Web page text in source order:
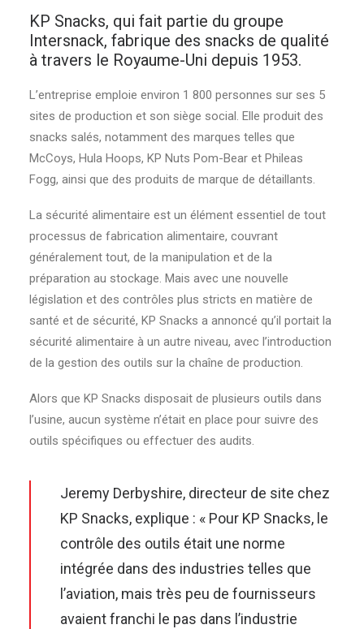
KP Snacks, qui fait partie du groupe
Intersnack, fabrique des snacks de qualité
à travers le Royaume-Uni depuis 1953.
L’entreprise emploie environ 1 800 personnes sur ses 5
sites de production et son siège social. Elle produit des
snacks salés, notamment des marques telles que
McCoys, Hula Hoops, KP Nuts Pom-Bear et Phileas
Fogg, ainsi que des produits de marque de détaillants.
La sécurité alimentaire est un élément essentiel de tout
processus de fabrication alimentaire, couvrant
généralement tout, de la manipulation et de la
préparation au stockage. Mais avec une nouvelle
législation et des contrôles plus stricts en matière de
santé et de sécurité, KP Snacks a annoncé qu’il portait la
sécurité alimentaire à un autre niveau, avec l’introduction
de la gestion des outils sur la chaîne de production.
Alors que KP Snacks disposait de plusieurs outils dans
l’usine, aucun système n’était en place pour suivre des
outils spécifiques ou effectuer des audits.
Jeremy Derbyshire, directeur de site chez
KP Snacks, explique : « Pour KP Snacks, le
contrôle des outils était une norme
intégrée dans des industries telles que
l’aviation, mais très peu de fournisseurs
avaient franchi le pas dans l’industrie